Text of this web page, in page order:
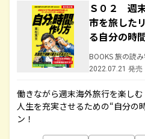
Ｓ０２ 週
市を旅した
る自分の時
BOOKS 旅の読
2022.07.21 発売
働きながら週末海外旅行を楽しむ
人生を充実させるための“自分の
ン！